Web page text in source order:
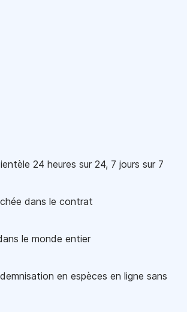
24 heures sur 24, 7 jours sur 7
dans le contrat
le monde entier
en espèces en ligne sans